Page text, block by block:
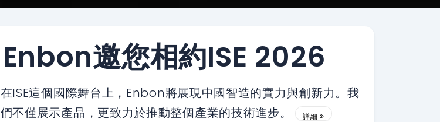
Enbon邀您相約ISE 2026
在ISE這個國際舞台上，Enbon將展現中國智造的實力與創新力。我
們不僅展示產品，更致力於推動整個產業的技術進步。
詳細